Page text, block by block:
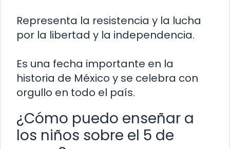
Representa la resistencia y la lucha
por la libertad y la independencia.
Es una fecha importante en la
historia de México y se celebra con
orgullo en todo el país.
¿Cómo puedo enseñar a
los niños sobre el 5 de